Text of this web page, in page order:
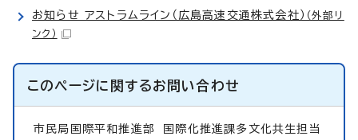
お知らせ アストラムライン（広島高速交通株式会社） （外部リ
ンク）
このページに関するお問い合わせ
市民局国際平和推進部
国際化推進課多文化共生担当